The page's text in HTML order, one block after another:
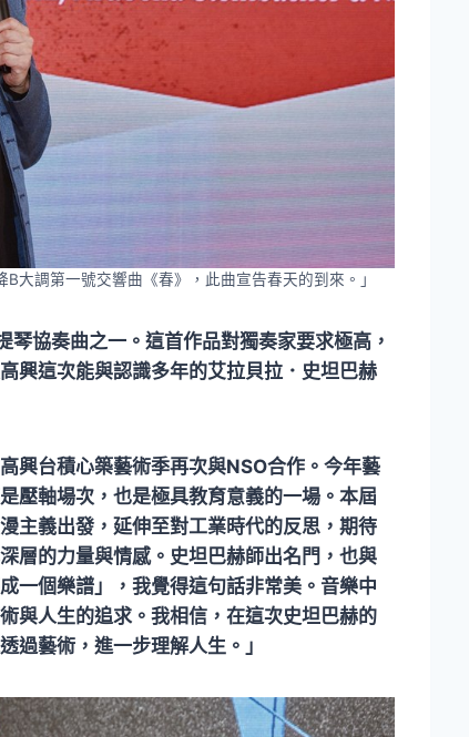
大調第一號交響曲《春》，此曲宣告春天的到來。」
協奏曲之一。這首作品對獨奏家要求極高，
興這次能與認識多年的艾拉貝拉．史坦巴赫
興台積心築藝術季再次與NSO合作。今年藝
壓軸場次，也是極具教育意義的一場。本屆
主義出發，延伸至對工業時代的反思，期待
層的力量與情感。史坦巴赫師出名門，也與
一個樂譜」，我覺得這句話非常美。音樂中
與人生的追求。我相信，在這次史坦巴赫的
過藝術，進一步理解人生。 」